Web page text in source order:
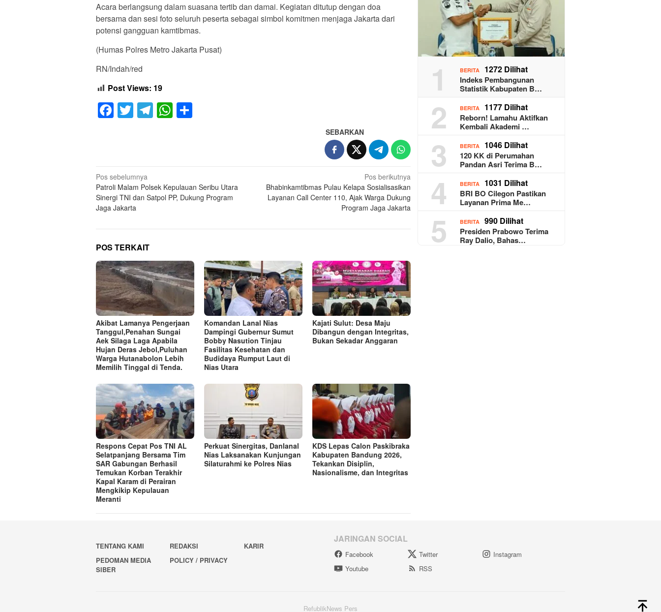
Acara berlangsung dalam suasana tertib dan damai. Kegiatan ditutup dengan doa
bersama dan sesi foto seluruh peserta sebagai simbol komitmen menjaga Jakarta dari
potensi gangguan kamtibmas.
(Humas Polres Metro Jakarta Pusat)
RN/Indah/red
Post Views: 19
Facebook
Twitter
Telegram
WhatsApp
SEBARKAN
Navigasi
pos
Pos sebelumnya
Patroli Malam Polsek Kepulauan Seribu Utara
Sinergi TNI dan Satpol PP, Dukung Program
Jaga Jakarta
Pos berikutnya
Bhabinkamtibmas Pulau Kelapa Sosialisasikan
Layanan Call Center 110, Ajak Warga Dukung
Program Jaga Jakarta
POS TERKAIT
Akibat Lamanya Pengerjaan
Tanggul,Penahan Sungai
Aek Silaga Laga Apabila
Hujan Deras Jebol,Puluhan
Warga Hutanabolon Lebih
Memilih Tinggal di Tenda.
Komandan Lanal Nias
Dampingi Gubernur Sumut
Bobby Nasution Tinjau
Fasilitas Kesehatan dan
Budidaya Rumput Laut di
Nias Utara
Kajati Sulut: Desa Maju
Dibangun dengan Integritas,
Bukan Sekadar Anggaran
Respons Cepat Pos TNI AL
Selatpanjang Bersama Tim
SAR Gabungan Berhasil
Temukan Korban Terakhir
Kapal Karam di Perairan
Mengkikip Kepulauan
Meranti
Perkuat Sinergitas, Danlanal
Nias Laksanakan Kunjungan
Silaturahmi ke Polres Nias
KDS Lepas Calon Paskibraka
Kabupaten Bandung 2026,
Tekankan Disiplin,
Nasionalisme, dan Integritas
1 BERITA 1272 Dilihat
Indeks Pembangunan
Statistik Kabupaten B…
2 BERITA 1177 Dilihat
Reborn! Lamahu Aktifkan
Kembali Akademi …
3 BERITA 1046 Dilihat
120 KK di Perumahan
Pandan Asri Terima B…
4 BERITA 1031 Dilihat
BRI BO Cilegon Pastikan
Layanan Prima Me…
5 BERITA 990 Dilihat
Presiden Prabowo Terima
Ray Dalio, Bahas…
TENTANG KAMI REDAKSI
KARIR
PEDOMAN MEDIA
SIBER
POLICY / PRIVACY
JARINGAN SOCIAL
Facebook Twitter
Instagram
Youtube
RSS
RefublikNews Pers